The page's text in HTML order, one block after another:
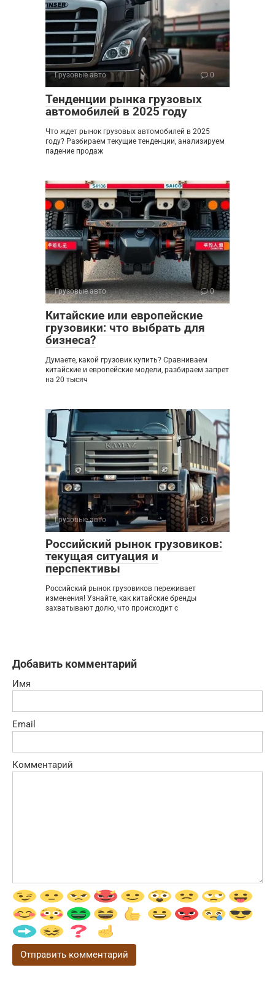
Грузовые авто 0
Тенденции рынка грузовых
автомобилей в 2025 году
Что ждет рынок грузовых автомобилей в 2025
году? Разбираем текущие тенденции, анализируем
падение продаж
Грузовые авто 0
Китайские или европейские
грузовики: что выбрать для
бизнеса?
Думаете, какой грузовик купить? Сравниваем
китайские и европейские модели, разбираем запрет
на 20 тысяч
Грузовые авто 0
Российский рынок грузовиков:
текущая ситуация и
перспективы
Российский рынок грузовиков переживает
изменения! Узнайте, как китайские бренды
захватывают долю, что происходит с
Добавить комментарий
Имя
Email
Комментарий